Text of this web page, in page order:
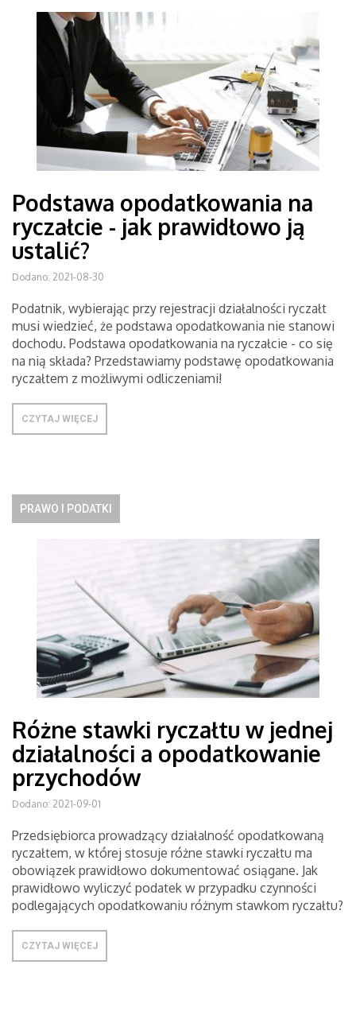
Podstawa opodatkowania na
ryczałcie - jak prawidłowo ją
ustalić?
Dodano: 2021-08-30
Podatnik, wybierając przy rejestracji działalności ryczałt
musi wiedzieć, że podstawa opodatkowania nie stanowi
dochodu. Podstawa opodatkowania na ryczałcie - co się
na nią składa? Przedstawiamy podstawę opodatkowania
ryczałtem z możliwymi odliczeniami!
CZYTAJ WIĘCEJ
PRAWO I PODATKI
Różne stawki ryczałtu w jednej
działalności a opodatkowanie
przychodów
Dodano: 2021-09-01
Przedsiębiorca prowadzący działalność opodatkowaną
ryczałtem, w której stosuje różne stawki ryczałtu ma
obowiązek prawidłowo dokumentować osiągane. Jak
prawidłowo wyliczyć podatek w przypadku czynności
podlegających opodatkowaniu różnym stawkom ryczałtu?
CZYTAJ WIĘCEJ